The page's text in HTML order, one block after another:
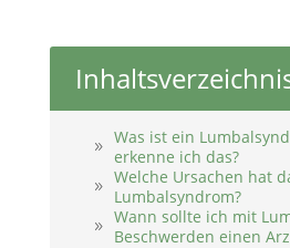
Was ist ein
erkenne ich das?
Welche Ursachen hat
Lumbalsyndrom?
Wann sollte ich mit
Beschwerden einen